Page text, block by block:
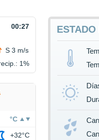
00:27
S 3 m/s
1%
°C
+32°C